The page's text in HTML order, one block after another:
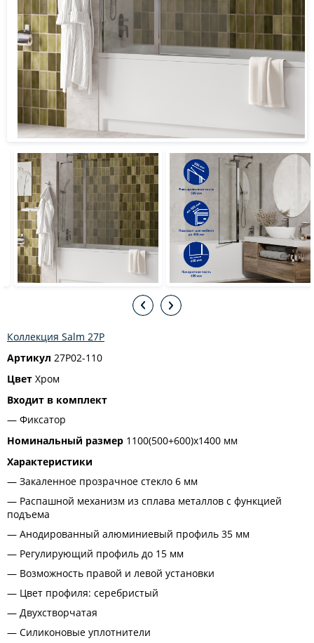
Коллекция Salm 27P
Артикул 27P02-110
Цвет Хром
Входит в комплект
Фиксатор
Номинальный размер 1100(500+600)х1400 мм
Характеристики
Закаленное прозрачное стекло 6 мм
Распашной механизм из сплава металлов с функцией
подъема
Анодированный алюминиевый профиль 35 мм
Регулирующий профиль до 15 мм
Возможность правой и левой установки
Цвет профиля: серебристый
Двухстворчатая
Силиконовые уплотнители